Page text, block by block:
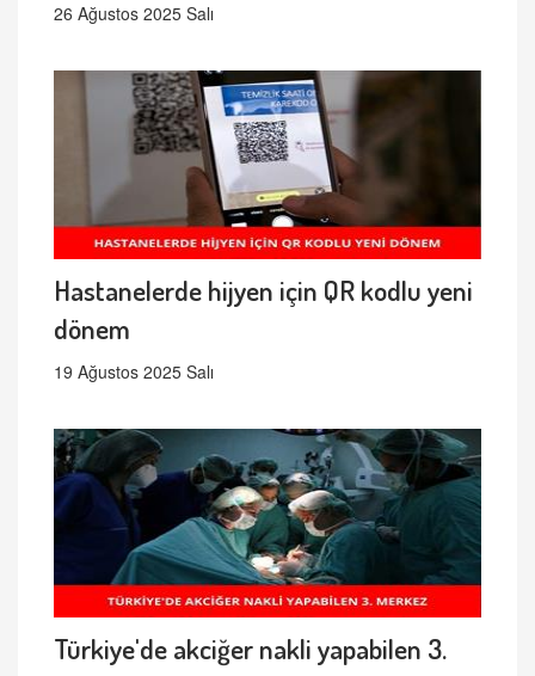
26 Ağustos 2025 Salı
Hastanelerde hijyen için QR kodlu yeni
dönem
19 Ağustos 2025 Salı
Türkiye'de akciğer nakli yapabilen 3.